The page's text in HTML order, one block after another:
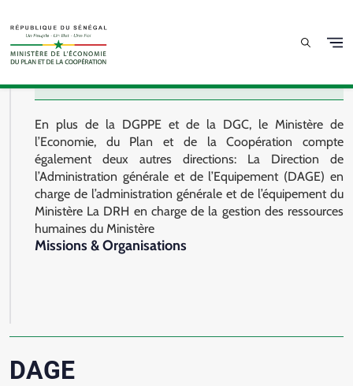
En plus de la DGPPE et de la DGC, le Ministère de
l’Economie, du Plan et de la Coopération compte
également deux autres directions: La Direction de
l’Administration générale et de l’Equipement (DAGE) en
charge de l’administration générale et de l’équipement du
Ministère La DRH en charge de la gestion des ressources
humaines du Ministère
Missions & Organisations
DAGE